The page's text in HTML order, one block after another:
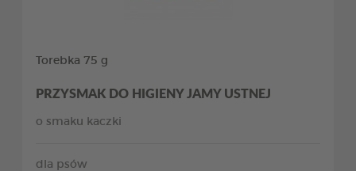
Torebka 75 g
PRZYSMAK DO HIGIENY JAMY USTNEJ
o smaku kaczki
dla psów